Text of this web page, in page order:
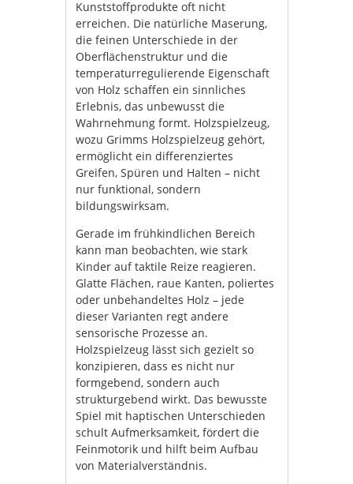
Kunststoffprodukte oft nicht
erreichen. Die natürliche Maserung,
die feinen Unterschiede in der
Oberflächenstruktur und die
temperaturregulierende Eigenschaft
von Holz schaffen ein sinnliches
Erlebnis, das unbewusst die
Wahrnehmung formt. Holzspielzeug,
wozu Grimms Holzspielzeug gehört,
ermöglicht ein differenziertes
Greifen, Spüren und Halten – nicht
nur funktional, sondern
bildungswirksam.
Gerade im frühkindlichen Bereich
kann man beobachten, wie stark
Kinder auf taktile Reize reagieren.
Glatte Flächen, raue Kanten, poliertes
oder unbehandeltes Holz – jede
dieser Varianten regt andere
sensorische Prozesse an.
Holzspielzeug lässt sich gezielt so
konzipieren, dass es nicht nur
formgebend, sondern auch
strukturgebend wirkt. Das bewusste
Spiel mit haptischen Unterschieden
schult Aufmerksamkeit, fördert die
Feinmotorik und hilft beim Aufbau
von Materialverständnis.